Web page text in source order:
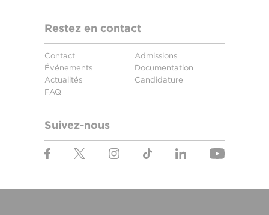
Restez en contact
Contact
Événements
Actualités
FAQ
Admissions
Documentation
Candidature
Suivez-nous